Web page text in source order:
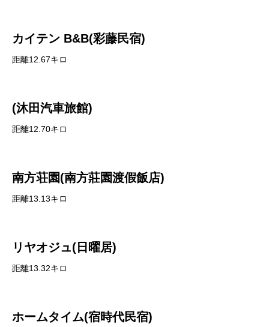
カイテン B&B(彩藤民宿)
距離12.67キロ
(沐田汽車旅館)
距離12.70キロ
南方荘園(南方莊園渡假飯店)
距離13.13キロ
リヤオジュ(日曜居)
距離13.32キロ
ホームタイム(宿時代民宿)